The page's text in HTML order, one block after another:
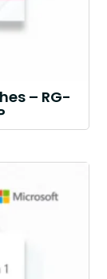
– RG-